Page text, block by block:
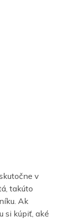
v
takúto
Ak
si kúpiť, aké